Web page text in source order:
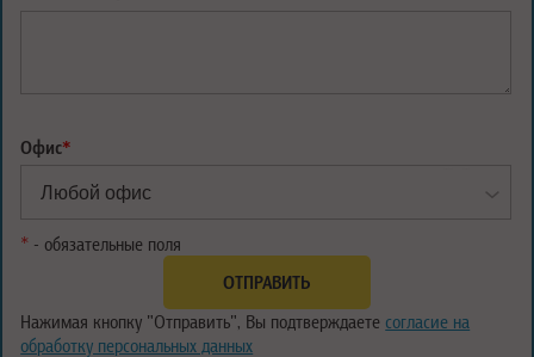
Офис*
* - обязательные поля
Нажимая кнопку "Отправить", Вы подтверждаете согласие на
обработку персональных данных